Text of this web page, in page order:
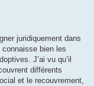
juridiquement dans
connaisse bien les
J’ai vu qu’il
différents
et le recouvrement,